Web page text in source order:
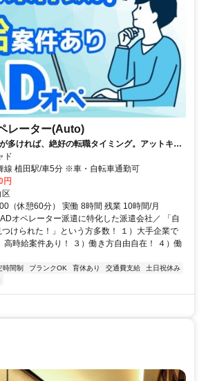
レーター(Auto)
多ければ、絶好の転職タイミング。アットキャ
かも。
ド
線 植田駅/車5分 ※車・自転車通勤可
円
区
（休憩60分） 実働 8時間 残業 10時間/月
オペレーター派遣に特化した派遣会社／ 「自
けられた！」という方多数！ １）大手企業で
高時給案件あり！ ３）働き方自由自在！ ４）働
時間制 ブランクOK 育休あり 交通費支給
土日祝休み